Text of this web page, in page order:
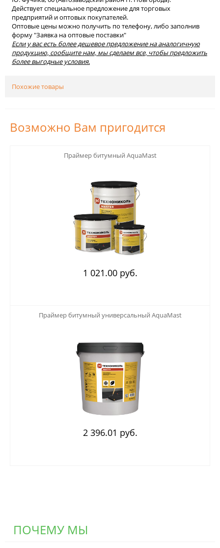
Действует специальное предложение для торговых
предприятий и оптовых покупателей.
Оптовые цены можно получить по телефону, либо заполнив
форму "Заявка на оптовые поставки"
Если у вас есть более дешевое предложение на аналогичную
продукцию, сообщите нам, мы сделаем все, чтобы предложить
более выгодные условия.
Похожие товары
Возможно Вам пригодится
Праймер битумный AquaMast
1 021.00 руб.
Праймер битумный универсальный AquaMast
2 396.01 руб.
ПОЧЕМУ МЫ